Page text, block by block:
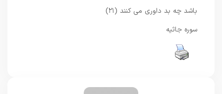
باشد چه بد داورى مى كنند (۲۱)
سوره جاثیه